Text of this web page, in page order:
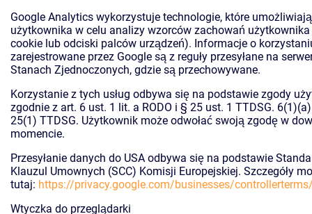
Google Analytics wykorzystuje technologie, które
użytkownika w celu analizy wzorców zachowań
cookie lub odciski palców urządzeń). Informacje o
zarejestrowane przez Google są z reguły przesyłane na
Stanach Zjednoczonych, gdzie są przechowywane.
Korzystanie z tych usług odbywa się na podstawie zgody
zgodnie z art. 6 ust. 1 lit. a RODO i § 25 ust. 1 TTDSG.
25(1) TTDSG. Użytkownik może odwołać swoją zgodę w
momencie.
Przesyłanie danych do USA odbywa się na podstawie
Klauzul Umownych (SCC) Komisji Europejskiej. Szczegóły
tutaj: https://privacy.google.com/businesses/
Wtyczka do przeglądarki